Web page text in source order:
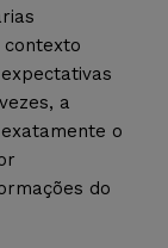
a
o
do